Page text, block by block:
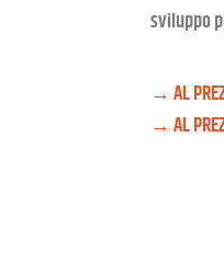
sviluppo
AL
AL